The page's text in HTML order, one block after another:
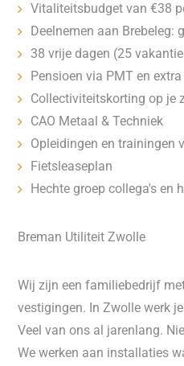
Vitaliteitsbudget van €38
Deelnemen aan Brebeleg:
38 vrije dagen (25
Pensioen via PMT en
Collectiviteitskorting op je
CAO Metaal & Techniek
Opleidingen en trainingen
Fietsleaseplan
Hechte groep collega's en
Breman Utiliteit Zwolle
Wij zijn een familiebedrijf
vestigingen. In Zwolle werk
Veel van ons al jarenlang.
We werken aan installaties